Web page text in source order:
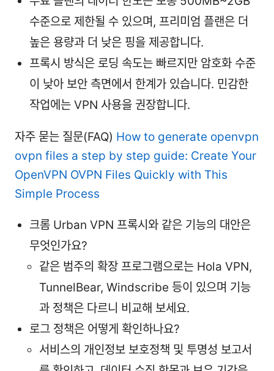
수준으로 제한될 수 있으며, 프리미엄 플랜은 더
높은 용량과 더 낮은 핑을 제공합니다.
프록시 방식은 로딩 속도는 빠르지만 암호화 수준
이 낮아 보안 측면에서 한계가 있습니다. 민감한
작업에는 VPN 사용을 권장합니다.
자주 묻는 질문(FAQ) How to generate openvpn
ovpn files a step by step guide: Create Your
OpenVPN OVPN Files Quickly with This
Simple Process
크롬 Urban VPN 프록시와 같은 기능의 대안은
무엇인가요?
같은 범주의 확장 프로그램으로는 Hola VPN,
TunnelBear, Windscribe 등이 있으며 기능
과 정책은 다르니 비교해 보세요.
로그 정책은 어떻게 확인하나요?
서비스의 개인정보 보호정책 및 투명성 보고서